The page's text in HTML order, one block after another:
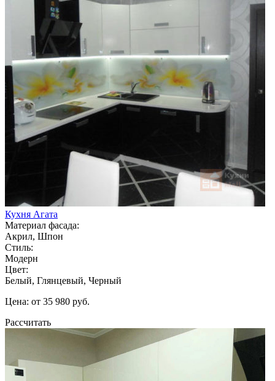
Кухня Агата
Материал фасада:
Акрил, Шпон
Стиль:
Модерн
Цвет:
Белый, Глянцевый, Черный
Цена: от 35 980 руб.
Рассчитать